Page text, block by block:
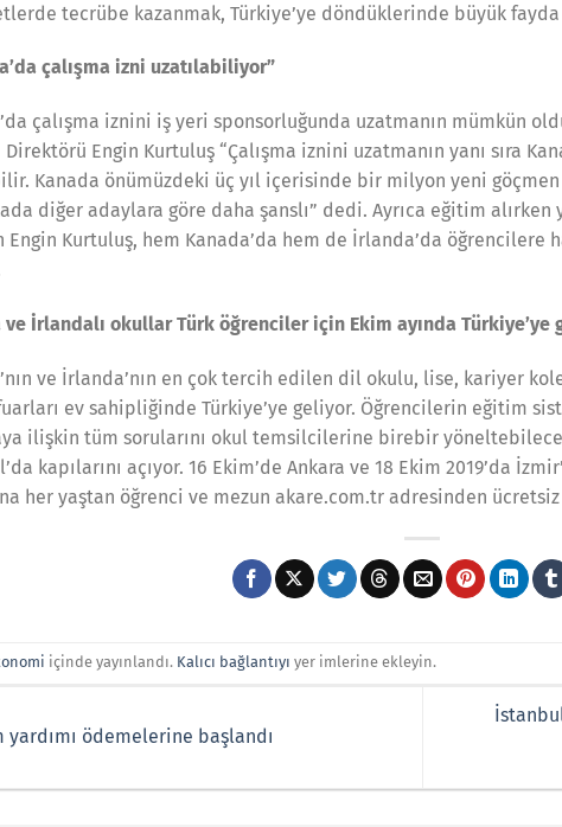
tecrübe kazanmak, Türkiye’ye döndüklerinde büyük
çalışma izni uzatılabiliyor”
çalışma iznini iş yeri sponsorluğunda uzatmanın mümkün
Direktörü Engin Kurtuluş “Çalışma iznini uzatmanın yanı sıra
Kanada önümüzdeki üç yıl içerisinde bir milyon yeni
diğer adaylara göre daha şanslı” dedi. Ayrıca eğitim
Engin Kurtuluş, hem Kanada’da hem de İrlanda’da öğrencilere
ve İrlandalı okullar Türk öğrenciler için Ekim ayında Türkiye’ye
ve İrlanda’nın en çok tercih edilen dil okulu, lise, kariyer
ev sahipliğinde Türkiye’ye geliyor. Öğrencilerin eğitim
ilişkin tüm sorularını okul temsilcilerine birebir
kapılarını açıyor. 16 Ekim’de Ankara ve 18 Ekim 2019’da
her yaştan öğrenci ve mezun akare.com.tr adresinden
içinde yayınlandı. Kalıcı bağlantıyı yer imlerine ekleyin.
yardımı ödemelerine başlandı